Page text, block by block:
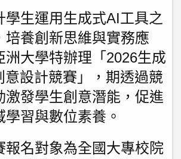
學生運用生成式AI工具之
培養創新思維與實務應
洲大學特辦理「2026生成
意設計競賽」，期透過競
激發學生創意潛能，促進
學習與數位素養。
報名對象為全國大專校院